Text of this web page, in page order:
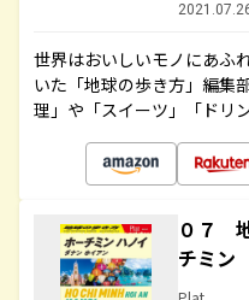
世界はおいしいモノにあ
いた「地球の歩き方」編集
理」や「スイーツ」「ドリ
０７
チミ